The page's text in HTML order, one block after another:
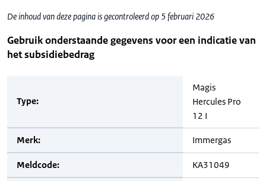
De inhoud van deze pagina is gecontroleerd op 5 februari 2026
Gebruik onderstaande gegevens voor een indicatie van
het subsidiebedrag
Type:
Magis
Hercules Pro
12 I
Merk: Immergas
Meldcode: KA31049